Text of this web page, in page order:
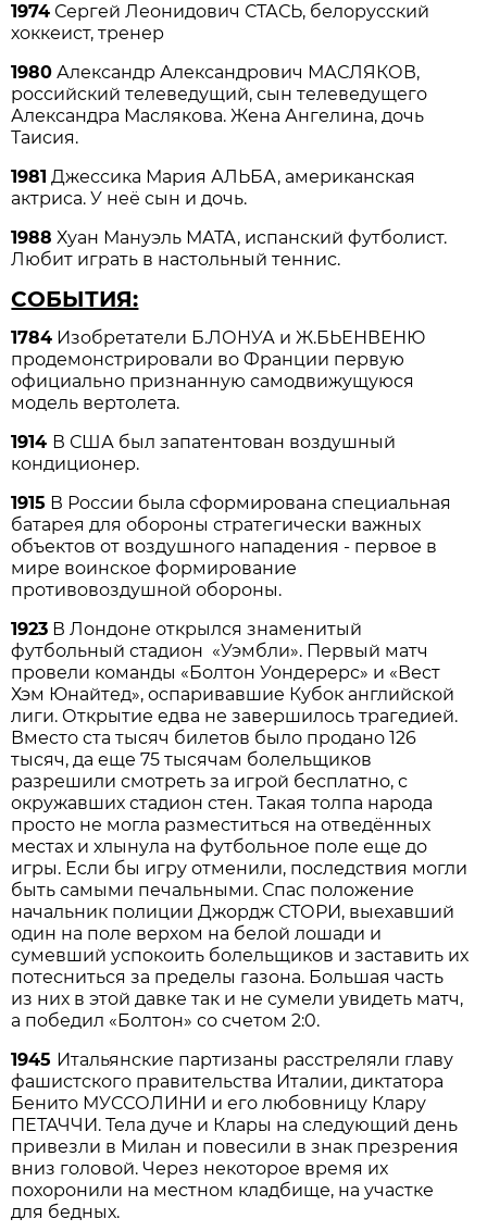
1974 Сергей Леонидович СТАСЬ, белорусский
хоккеист, тренер
1980 Александр Александрович МАСЛЯКОВ,
российский телеведущий, сын телеведущего
Александра Маслякова. Жена Ангелина, дочь
Таисия.
1981 Джессика Мария АЛЬБА, американская
актриса. У неё сын и дочь.
1988 Хуан Мануэль МАТА, испанский футболист.
Любит играть в настольный теннис.
СОБЫТИЯ:
1784 Изобретатели Б.ЛОНУА и Ж.БЬЕНВЕНЮ
продемонстрировали во Франции первую
официально признанную самодвижущуюся
модель вертолета.
1914 В США был запатентован воздушный
кондиционер.
1915 В России была сформирована специальная
батарея для обороны стратегически важных
объектов от воздушного нападения - первое в
мире воинское формирование
противовоздушной обороны.
1923 В Лондоне открылся знаменитый
футбольный стадион «Уэмбли». Первый матч
провели команды «Болтон Уондерерс» и «Вест
Хэм Юнайтед», оспаривавшие Кубок английской
лиги. Открытие едва не завершилось трагедией.
Вместо ста тысяч билетов было продано 126
тысяч, да еще 75 тысячам болельщиков
разрешили смотреть за игрой бесплатно, с
окружавших стадион стен. Такая толпа народа
просто не могла разместиться на отведённых
местах и хлынула на футбольное поле еще до
игры. Если бы игру отменили, последствия могли
быть самыми печальными. Спас положение
начальник полиции Джордж СТОРИ, выехавший
один на поле верхом на белой лошади и
сумевший успокоить болельщиков и заставить их
потесниться за пределы газона. Большая часть
из них в этой давке так и не сумели увидеть матч,
а победил «Болтон» со счетом 2:0.
1945 Итальянские партизаны расстреляли главу
фашистского правительства Италии, диктатора
Бенито МУССОЛИНИ и его любовницу Клару
ПЕТАЧЧИ. Тела дуче и Клары на следующий день
привезли в Милан и повесили в знак презрения
вниз головой. Через некоторое время их
похоронили на местном кладбище, на участке
для бедных.